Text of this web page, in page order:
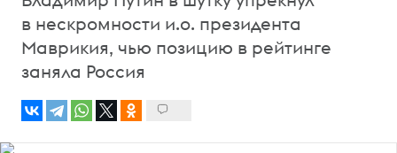
в нескромности и.о. президента
Маврикия, чью позицию в рейтинге
заняла Россия